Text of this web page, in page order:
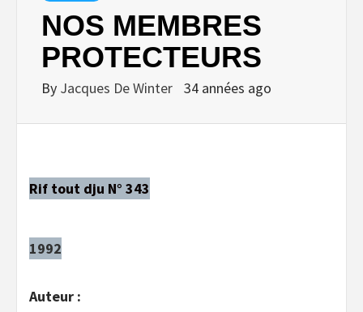
NOS MEMBRES
PROTECTEURS
By Jacques De Winter 34 années ago
Rif tout dju N° 343
1992
Auteur :